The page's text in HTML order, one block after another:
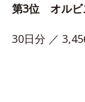
第3位 オルビ
30日分 ／